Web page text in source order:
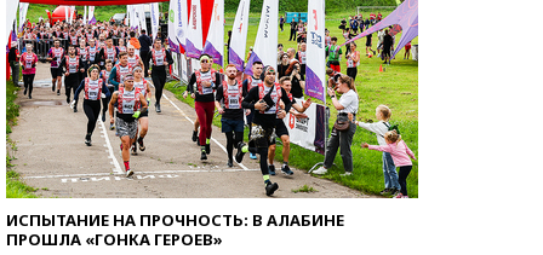
ИСПЫТАНИЕ НА ПРОЧНОСТЬ: В АЛАБИНЕ
ПРОШЛА «ГОНКА ГЕРОЕВ»